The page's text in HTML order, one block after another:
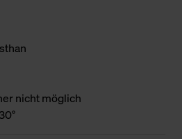
nicht möglich